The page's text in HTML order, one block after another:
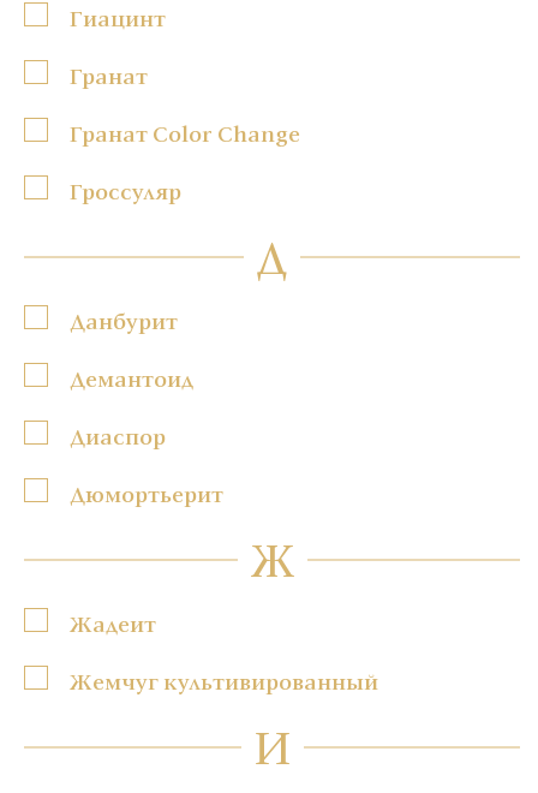
Гиацинт
Гранат
Гранат Color Change
Гроссуляр
Д
Данбурит
Демантоид
Диаспор
Дюмортьерит
Ж
Жадеит
Жемчуг культивированный
И